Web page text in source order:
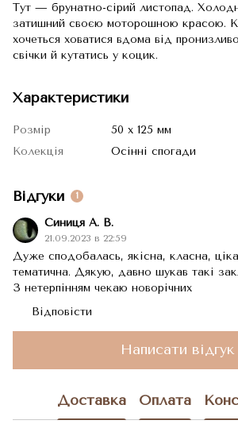
Тут — брунатно-сірий листопад.
затишний своєю моторошною красою.
хочеться ховатися вдома від
свічки й кутатись у коцик.
Характеристики
Розмір
50 х 125 мм
Колекція
Осінні спогади
Відгуки 1
Синиця А. В.
21.09.2023 в 22:59
Дуже сподобалась, якісна, класна,
тематична. Дякую, давно шукав такі
З нетерпінням чекаю новорічних
Відповісти
Написати відгук
Доставка Оплата